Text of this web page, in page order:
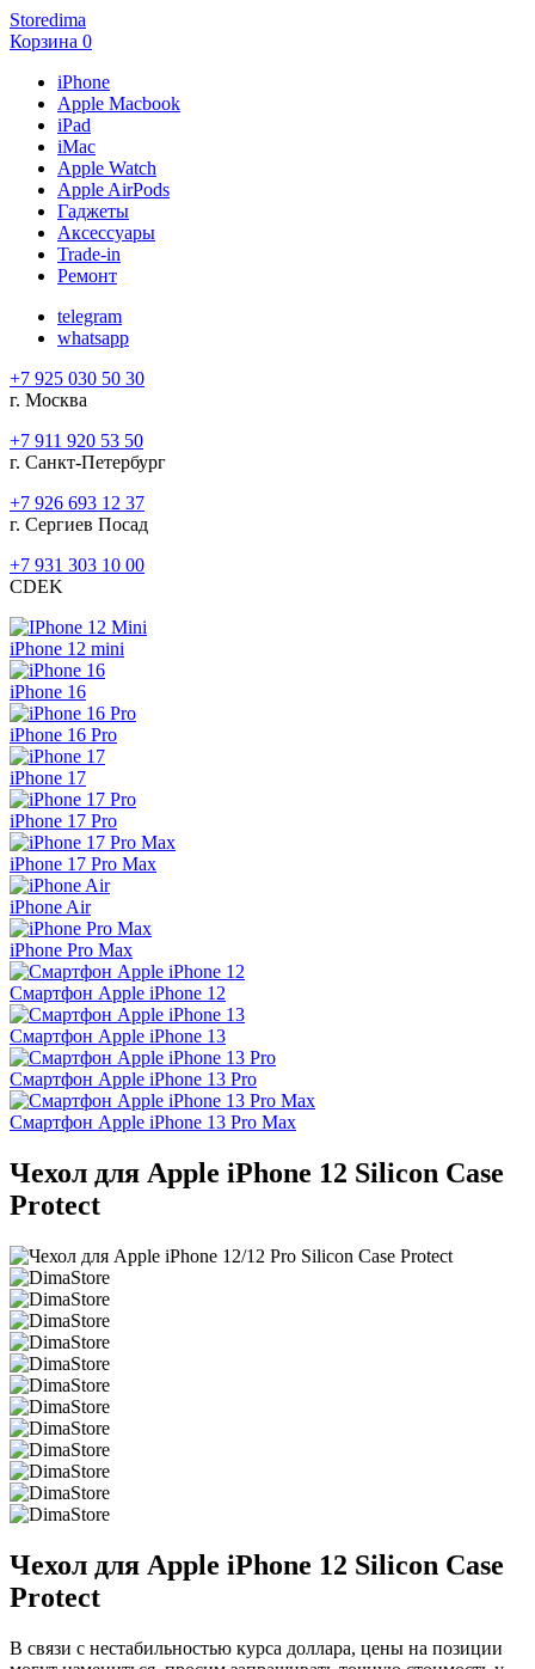
Storedima
Корзина 0
iPhone
Apple Macbook
iPad
iMac
Apple Watch
Apple AirPods
Гаджеты
Аксессуары
Trade-in
Ремонт
telegram
whatsapp
+7 925 030 50 30
г. Москва
+7 911 920 53 50
г. Санкт-Петербург
+7 926 693 12 37
г. Сергиев Посад
+7 931 303 10 00
CDEK
iPhone 12 mini
iPhone 16
iPhone 16 Pro
iPhone 17
iPhone 17 Pro
iPhone 17 Pro Max
iPhone Air
iPhone Pro Max
Смартфон Apple iPhone 12
Смартфон Apple iPhone 13
Смартфон Apple iPhone 13 Pro
Смартфон Apple iPhone 13 Pro Max
Чехол для Apple iPhone 12 Silicon Case
Protect
Чехол для Apple iPhone 12 Silicon Case
Protect
В связи с нестабильностью курса доллара, цены на позиции